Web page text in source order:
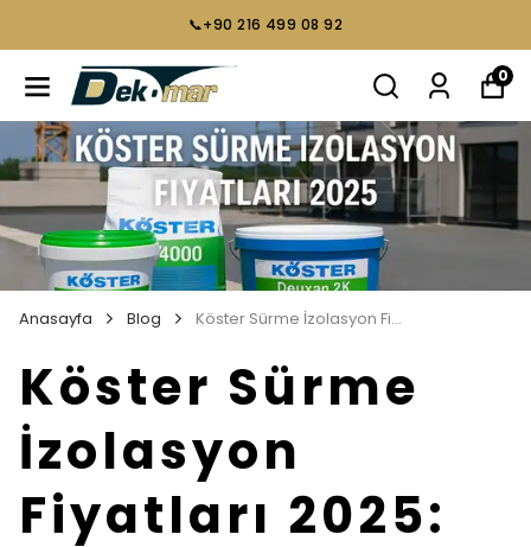
📞+90 216 499 08 92
0
Anasayfa Blog Köster Sürme İzolasyon Fiyatları 2025: Güncel Rehber
Köster Sürme
İzolasyon
Fiyatları 2025: